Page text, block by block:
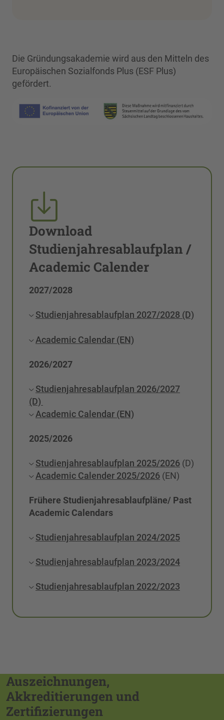
Die Gründungsakademie wird aus den Mitteln des
Europäischen Sozialfonds Plus (ESF Plus)
gefördert.
Download
Studienjahresablaufplan /
Academic Calender
2027/2028
Studienjahresablaufplan 2027/2028 (D)
Academic Calendar (EN)
2026/2027
Studienjahresablaufplan 2026/2027
(D)
Academic Calendar (EN)
2025/2026
Studienjahresablaufplan 2025/2026 (D)
Academic Calender 2025/2026 (EN)
Frühere Studienjahresablaufpläne/ Past
Academic Calendars
Studienjahresablaufplan 2024/2025
Studienjahresablaufplan 2023/2024
Studienjahresablaufplan 2022/2023
Auszeichnungen,
Akkreditierungen und
Zertifizierungen